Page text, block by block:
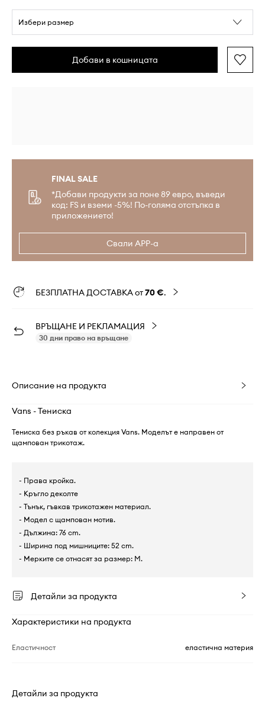
Избери размер
Добави в кошницата
FINAL SALE
*Добави продукти за поне 89 евро, въведи
код: FS и вземи -5%! По-голяма отстъпка в
приложението!
Свали APP-а
БЕЗПЛАТНА ДОСТАВКА от70 €.
ВРЪЩАНЕ И РЕКЛАМАЦИЯ
30 дни право на връщане
Описание на продукта
Vans - Тениска
Тениска без ръкав от колекция Vans. Моделът е направен от
щампован трикотаж.
- Права кройка.
- Кръгло деколте
- Тънък, гъвкав трикотажен материал.
- Модел с щампован мотив.
- Дължина: 76 cm.
- Ширина под мишниците: 52 cm.
- Мерките се отнасят за размер: M.
Детайли за продукта
Характеристики на продукта
Еластичност еластична материя
Детайли за продукта